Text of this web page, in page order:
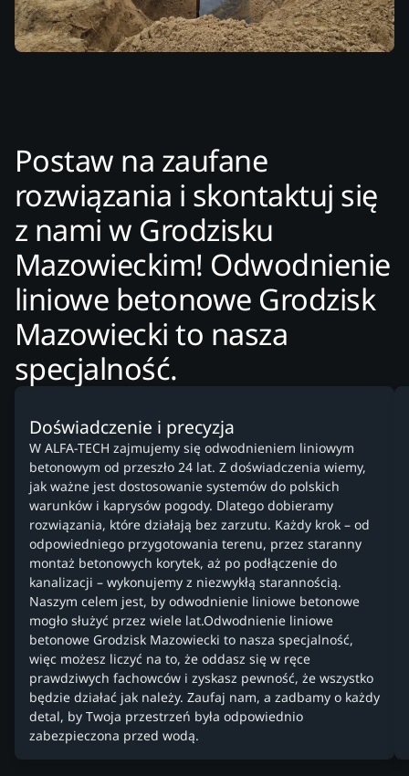
Postaw na zaufane
rozwiązania i skontaktuj się
z nami w Grodzisku
Mazowieckim! Odwodnienie
liniowe betonowe Grodzisk
Mazowiecki to nasza
specjalność.
Doświadczenie i precyzja
W ALFA-TECH zajmujemy się odwodnieniem liniowym
betonowym od przeszło 24 lat. Z doświadczenia wiemy,
jak ważne jest dostosowanie systemów do polskich
warunków i kaprysów pogody. Dlatego dobieramy
rozwiązania, które działają bez zarzutu. Każdy krok – od
odpowiedniego przygotowania terenu, przez staranny
montaż betonowych korytek, aż po podłączenie do
kanalizacji – wykonujemy z niezwykłą starannością.
Naszym celem jest, by odwodnienie liniowe betonowe
mogło służyć przez wiele lat.Odwodnienie liniowe
betonowe Grodzisk Mazowiecki to nasza specjalność,
więc możesz liczyć na to, że oddasz się w ręce
prawdziwych fachowców i zyskasz pewność, że wszystko
będzie działać jak należy. Zaufaj nam, a zadbamy o każdy
detal, by Twoja przestrzeń była odpowiednio
zabezpieczona przed wodą.